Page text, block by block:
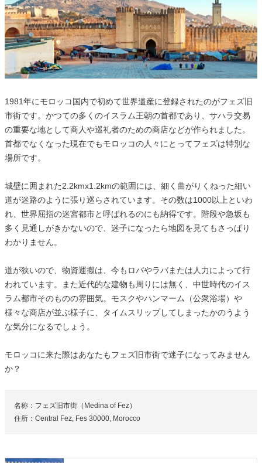
1981年にモロッコ国内で初めて世界遺産に登録されたのがフェズ旧
市街です。かつての多くのイスラム王朝の首都であり、サハラ交易
の重要な地として商人や巡礼者のための商店などが作られました。
首都でなくなった現在でもモロッコの人々にとってフェズは特別な
場所です。
城壁に囲まれた2.2kmx1.2kmの範囲には、細く曲がりくねった細い
道が迷路のように張り巡らされています。その数は1000以上といわ
れ、世界屈指の迷宮都市と呼ばれるのにも納得です。階段や急坂も
多く見通しがきかないので、迷子になったら地図を見てもさっぱり
わかりません。
道が狭いので、物資運搬は、今もロバやラバまたは人力によって行
われています。また近代的な建物も周りには無く、中世時代のイス
ラム都市そのものの雰囲気。モスクやハンマーム（公衆浴場）や
様々な商店が並ぶ様子に、タイムスリップしてしまったかのうよう
な気分になるでしょう。
モロッコに来た際はあなたもフェズ旧市街で迷子になってみません
か？
名称：フェズ旧市街（Medina of Fez）
住所：Central Fez, Fes 30000, Morocco